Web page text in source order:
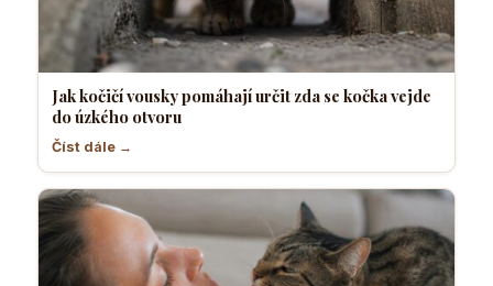
Jak kočičí vousky pomáhají určit zda se kočka vejde
do úzkého otvoru
Číst dále →